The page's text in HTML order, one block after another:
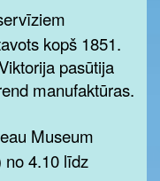
kopš 1851.
pasūtija
manufaktūras.
Museum
no 4.10 līdz